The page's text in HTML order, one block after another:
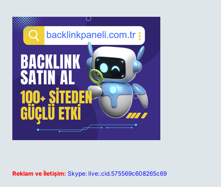
Reklam ve İletişim: Skype: live:.cid.575569c608265c69